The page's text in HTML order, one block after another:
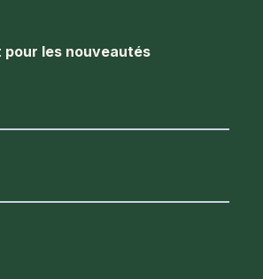
les nouveautés